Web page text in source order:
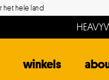
het hele land
winkels